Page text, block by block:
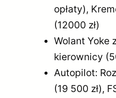
opłaty),
(12000 zł)
Wolant Yoke
kierownicy
Autopilot:
(19 500 zł),